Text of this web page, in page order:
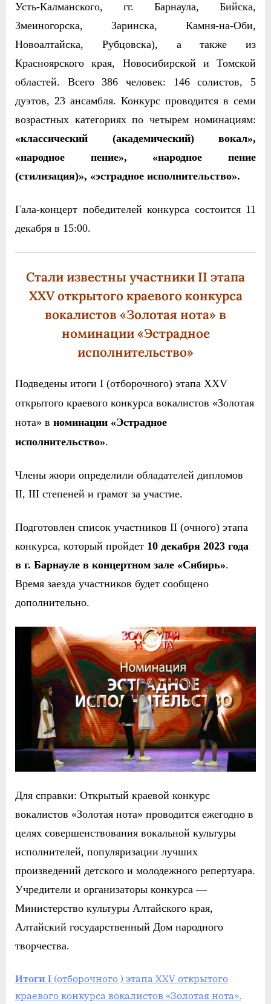
Усть-Калманского, гг. Барнаула, Бийска,
Змеиногорска, Заринска, Камня-на-Оби,
Новоалтайска, Рубцовска), а также из
Красноярского края, Новосибирской и Томской
областей. Всего 386 человек: 146 солистов, 5
дуэтов, 23 ансамбля. Конкурс проводится в семи
возрастных категориях по четырем номинациям:
«классический (академический) вокал»,
«народное пение», «народное пение
(стилизация)», «эстрадное исполнительство».
Гала-концерт победителей конкурса состоится 11
декабря в 15:00.
Стали известны участники II этапа
XXV открытого краевого конкурса
вокалистов «Золотая нота» в
номинации «Эстрадное
исполнительство»
Подведены итоги I (отборочного) этапа XXV
открытого краевого конкурса вокалистов «Золотая
нота» в номинации «Эстрадное
исполнительство».
Члены жюри определили обладателей дипломов
II, III степеней и грамот за участие.
Подготовлен список участников II (очного) этапа
конкурса, который пройдет 10 декабря 2023 года
в г. Барнауле в концертном зале «Сибирь».
Время заезда участников будет сообщено
дополнительно.
Для справки: Открытый краевой конкурс
вокалистов «Золотая нота» проводится ежегодно в
целях совершенствования вокальной культуры
исполнителей, популяризации лучших
произведений детского и молодежного репертуара.
Учредители и организаторы конкурса —
Министерство культуры Алтайского края,
Алтайский государственный Дом народного
творчества.
Итоги I (отборочного ) этапа XXV открытого
краевого конкурса вокалистов «Золотая нота».